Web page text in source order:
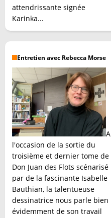
attendrissante signée
Karinka...
Entretien avec Rebecca Morse
A
l'occasion de la sortie du
troisième et dernier tome de
Don Juan des Flots scénarisé
par de la fascinante Isabelle
Bauthian, la talentueuse
dessinatrice nous parle bien
évidemment de son travail